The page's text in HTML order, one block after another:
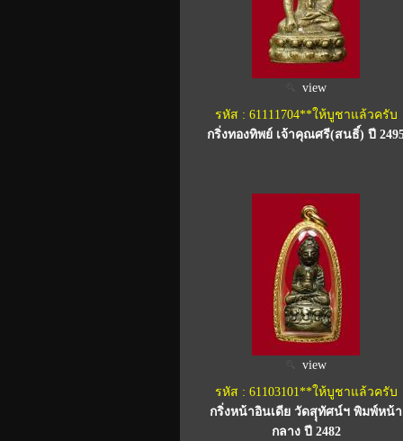
view
รหัส : 61111704**ให้บูชาแล้วครับ
กริ่งทองทิพย์ เจ้าคุณศรี(สนธิ์) ปี
view
รหัส : 61103101**ให้บูชาแล้วครับ
กริ่งหน้าอินเดีย วัดสุุทัศน์ฯ พิมพ์หน้า
กลาง ปี 2482